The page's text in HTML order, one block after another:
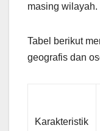
masing wilayah.
Tabel berikut
geografis dan
Karakteristik